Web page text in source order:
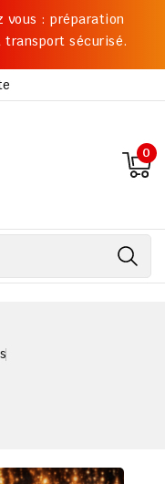
vous : préparation
transport sécurisé.
0